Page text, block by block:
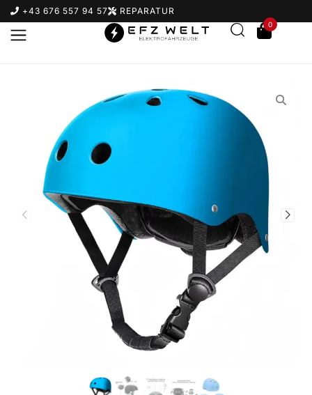
+43 676 557 94 57 REPARATUR
Suchbegriff eingeben & Enter klicken
0